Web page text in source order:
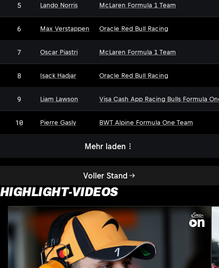
Voller Stand
5 Lando Norris McLaren Formula 1 Team
6 Max Verstappen Oracle Red Bull Racing
7 Oscar Piastri McLaren Formula 1 Team
8 Isack Hadjar Oracle Red Bull Racing
9 Liam Lawson Visa Cash App Racing Bulls Formula
10 Pierre Gasly BWT Alpine Formula One Team
Mehr laden
HIGHLIGHT-VIDEOS